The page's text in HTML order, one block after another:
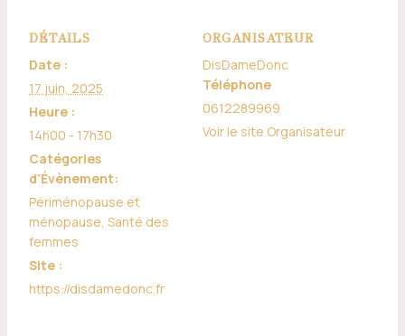
DÉTAILS
Date :
17 juin, 2025
Heure :
14h00 - 17h30
Catégories
d’Évènement:
Périménopause et
ménopause Santé des
femmes
Site :
https://disdamedonc.fr
ORGANISATEUR
DisDameDonc
Téléphone
0612289969
Voir le site Organisateur